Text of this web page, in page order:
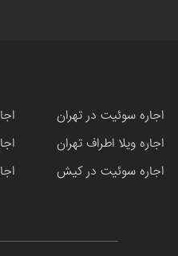
اجاره سوئیت در تهران
اجاره ویلا اطراف تهران
اجاره سوئیت در کیش